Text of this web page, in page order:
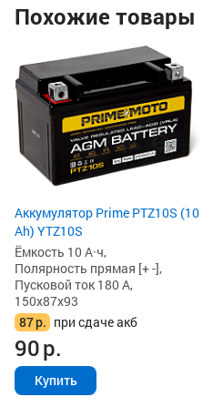
Похожие товары
Аккумулятор Prime PTZ10S (10
Ah) YTZ10S
Ёмкость 10 А·ч,
Полярность прямая [+ -],
Пусковой ток 180 А,
150x87x93
87р. при сдаче акб
90р.
Купить